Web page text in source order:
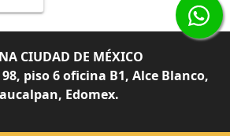
CIUDAD DE MÉXICO
piso 6 oficina B1, Alce Blanco,
Edomex.